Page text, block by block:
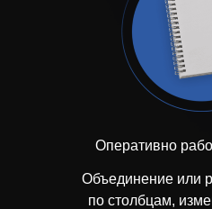
Оперативно
Объединение или
по столбцам,